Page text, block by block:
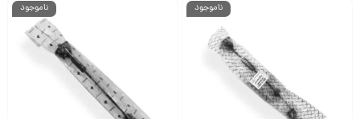
ناموجود ناموجود